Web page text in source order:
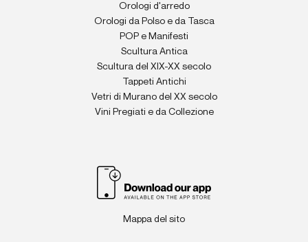
Orologi d'arredo
Orologi da Polso e da Tasca
POP e Manifesti
Scultura Antica
Scultura del XIX-XX secolo
Tappeti Antichi
Vetri di Murano del XX secolo
Vini Pregiati e da Collezione
Mappa del sito